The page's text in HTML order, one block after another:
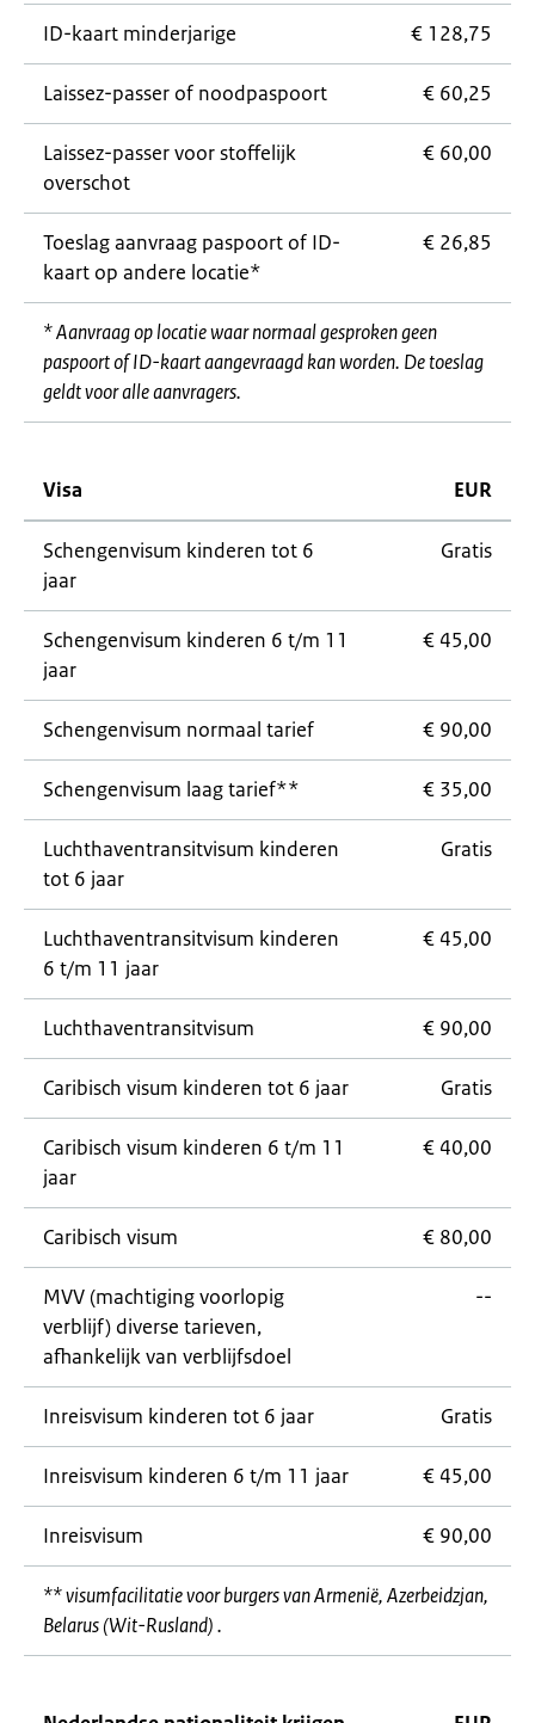
ID-kaart minderjarige € 128,75
Laissez-passer of noodpaspoort € 60,25
Laissez-passervoor stoffelijk
overschot
€ 60,00
Toeslag aanvraag paspoort of ID-
kaart op andere locatie*
€ 26,85
* Aanvraag op locatie waar normaal gesproken geen
paspoort of ID-kaart aangevraagd kan worden. De toeslag
geldt voor alle aanvragers.
Visa EUR
Schengenvisum kinderen tot 6
jaar
Gratis
Schengenvisum kinderen 6 t/m 11
jaar
€ 45,00
Schengenvisum normaal tarief € 90,00
Schengenvisum laag tarief** € 35,00
Luchthaventransitvisum kinderen
tot 6 jaar
Gratis
Luchthaventransitvisum kinderen
6 t/m 11 jaar
€ 45,00
Luchthaventransitvisum € 90,00
Caribisch visum kinderen tot 6 jaar Gratis
Caribisch visum kinderen 6 t/m 11
jaar
€ 40,00
Caribisch visum € 80,00
MVV (machtiging voorlopig
verblijf) diverse tarieven,
afhankelijk van verblijfsdoel
--
Inreisvisum kinderen tot 6 jaar Gratis
Inreisvisum kinderen 6 t/m 11 jaar € 45,00
Inreisvisum € 90,00
** visumfacilitatie voor burgers van Armenië, Azerbeidzjan,
Belarus (Wit-Rusland) .